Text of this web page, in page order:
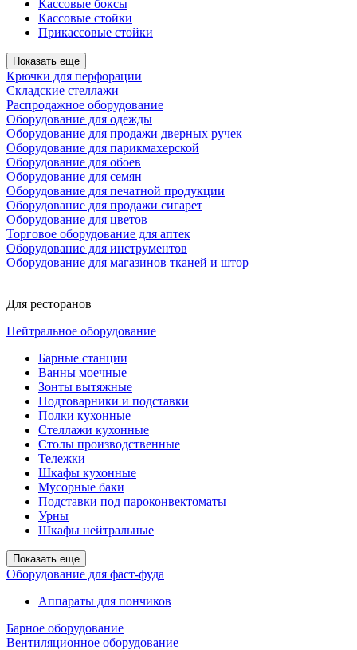
Кассовые боксы
Кассовые стойки
Прикассовые стойки
Показать еще
Крючки для перфорации
Складские стеллажи
Распродажное оборудование
Оборудование для одежды
Оборудование для продажи дверных ручек
Оборудование для парикмахерской
Оборудование для обоев
Оборудование для семян
Оборудование для печатной продукции
Оборудование для продажи сигарет
Оборудование для цветов
Торговое оборудование для аптек
Оборудование для инструментов
Оборудование для магазинов тканей и штор
Для ресторанов
Нейтральное оборудование
Барные станции
Ванны моечные
Зонты вытяжные
Подтоварники и подставки
Полки кухонные
Стеллажи кухонные
Столы производственные
Тележки
Шкафы кухонные
Мусорные баки
Подставки под пароконвектоматы
Урны
Шкафы нейтральные
Показать еще
Оборудование для фаст-фуда
Аппараты для пончиков
Барное оборудование
Вентиляционное оборудование